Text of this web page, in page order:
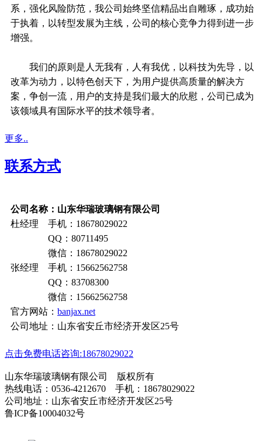
系，强化风险防范，我公司始终坚信精品出自雕琢，成功始
于执着，以转型发展为主线，公司的核心竞争力得到进一步
增强。
我们的原则是人无我有，人有我优，以科技为先导，以
改革为动力，以特色创天下，为用户提供高质量的解决方
案，争创一流，用户的支持是我们最大的欣慰，公司已成为
该领域具有国际水平的技术领导者。
更多..
联系方式
公司名称：山东华瑞玻璃钢有限公司
杜经理 手机：18678029022
QQ：80711495
微信：18678029022
张经理 手机：15662562758
QQ：83708300
微信：15662562758
官方网站： banjax.net
公司地址：山东省安丘市经济开发区25号
点击免费电话咨询:18678029022
山东华瑞玻璃钢有限公司 版权所有
热线电话：0536-4212670 手机：18678029022
公司地址：山东省安丘市经济开发区25号
鲁ICP备10004032号